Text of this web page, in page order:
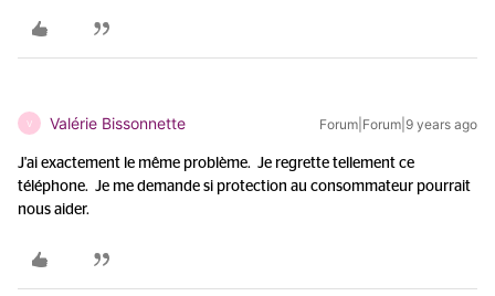
V Valérie Bissonnette Forum|Forum|9 years ago
J'ai exactement le même problème. Je regrette tellement ce
téléphone. Je me demande si protection au consommateur pourrait
nous aider.